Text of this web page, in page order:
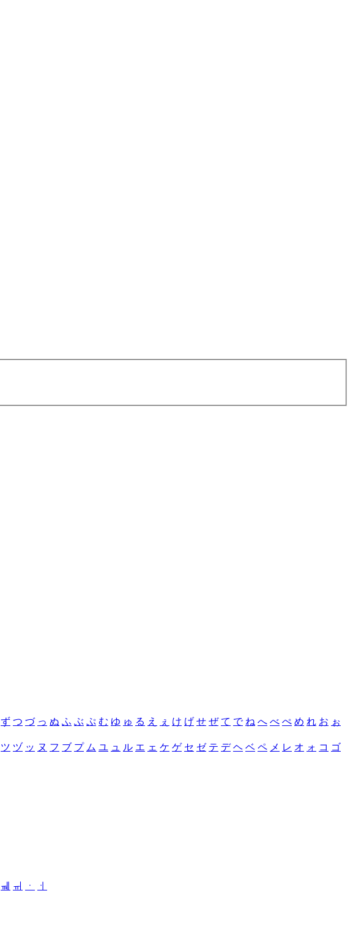
ず つ づ っ ぬ ふ ぶ ぷ む ゆ ゅ る え ぇ け げ せ ぜ て で ね へ べ ぺ め れ お ぉ
ツ ヅ ッ ヌ フ ブ プ ム ユ ュ ル エ ェ ケ ゲ セ ゼ テ デ ヘ ベ ペ メ レ オ ォ コ ゴ
ㆋ ㆌ ㆍ
ㆎ